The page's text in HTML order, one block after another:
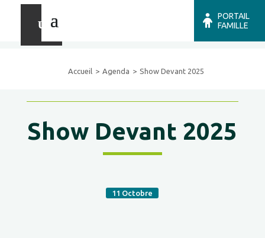
PORTAIL
FAMILLE
Accueil Agenda Show Devant 2025
Show Devant 2025
11 Octobre